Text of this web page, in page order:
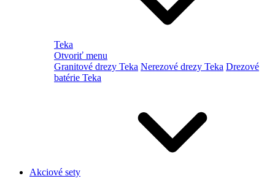
Teka
Otvoriť menu
Granitové drezy Teka Nerezové drezy Teka Drezové
batérie Teka
Akciové sety